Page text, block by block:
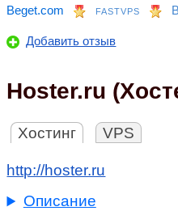
Beget.com
FASTVPS
Добавить отзыв
Hoster.ru
Хостинг VPS
http://hoster.ru
Описание